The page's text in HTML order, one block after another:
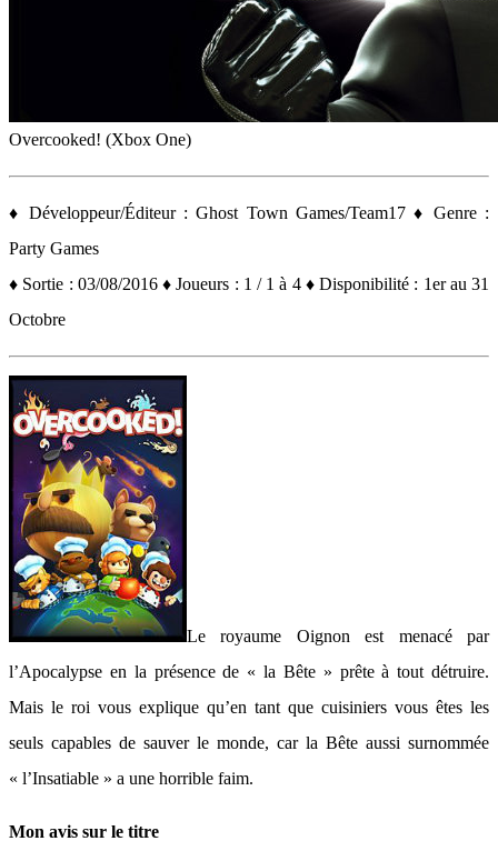
Overcooked! (Xbox One)
♦ Développeur/Éditeur : Ghost Town Games/Team17 ♦ Genre :
Party Games
♦ Sortie : 03/08/2016 ♦ Joueurs : 1 / 1 à 4 ♦ Disponibilité : 1er au 31
Octobre
Le royaume Oignon est menacé par
l’Apocalypse en la présence de « la Bête » prête à tout détruire.
Mais le roi vous explique qu’en tant que cuisiniers vous êtes les
seuls capables de sauver le monde, car la Bête aussi surnommée
« l’Insatiable » a une horrible faim.
Mon avis sur le titre